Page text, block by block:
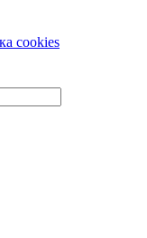
cookies